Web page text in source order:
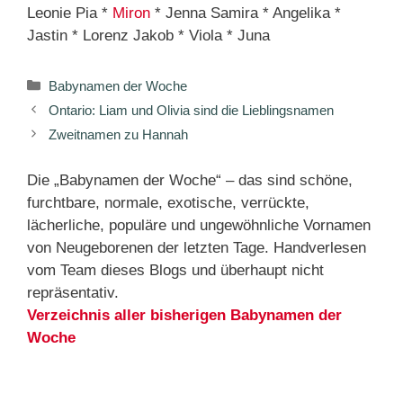
Leonie Pia * Miron * Jenna Samira * Angelika *
Jastin * Lorenz Jakob * Viola * Juna
Kategorien
Babynamen der Woche
Ontario: Liam und Olivia sind die Lieblingsnamen
Zweitnamen zu Hannah
Die „Babynamen der Woche“ – das sind schöne,
furchtbare, normale, exotische, verrückte,
lächerliche, populäre und ungewöhnliche Vornamen
von Neugeborenen der letzten Tage. Handverlesen
vom Team dieses Blogs und überhaupt nicht
repräsentativ.
Verzeichnis aller bisherigen Babynamen der
Woche